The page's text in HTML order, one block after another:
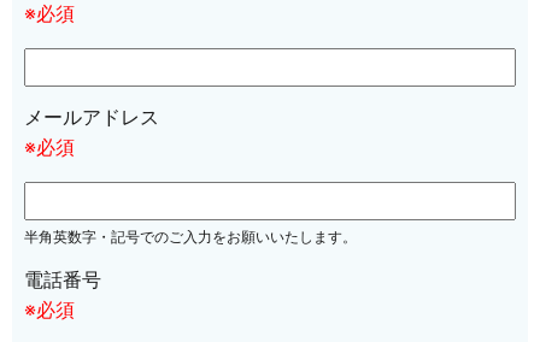
※必須
メールアドレス
※必須
半角英数字・記号でのご入力をお願いいたします。
電話番号
※必須